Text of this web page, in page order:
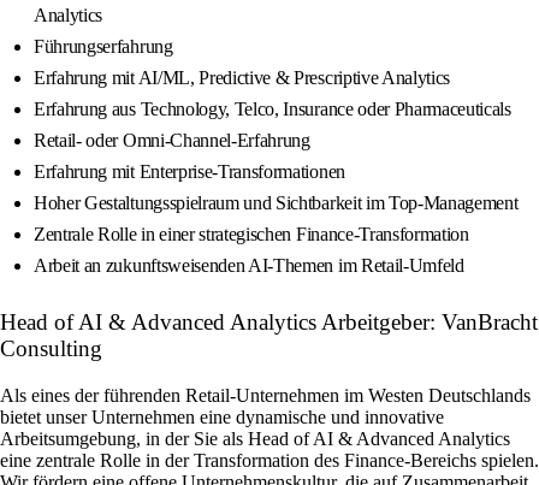
Analytics
Führungserfahrung
Erfahrung mit AI/ML, Predictive & Prescriptive Analytics
Erfahrung aus Technology, Telco, Insurance oder Pharmaceuticals
Retail- oder Omni-Channel-Erfahrung
Erfahrung mit Enterprise-Transformationen
Hoher Gestaltungsspielraum und Sichtbarkeit im Top-Management
Zentrale Rolle in einer strategischen Finance-Transformation
Arbeit an zukunftsweisenden AI-Themen im Retail-Umfeld
Head of AI & Advanced Analytics Arbeitgeber: VanBracht
Consulting
Als eines der führenden Retail-Unternehmen im Westen Deutschlands
bietet unser Unternehmen eine dynamische und innovative
Arbeitsumgebung, in der Sie als Head of AI & Advanced Analytics
eine zentrale Rolle in der Transformation des Finance-Bereichs spielen.